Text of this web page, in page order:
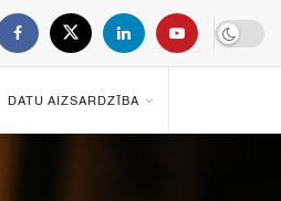
DATU AIZSARDZĪBA